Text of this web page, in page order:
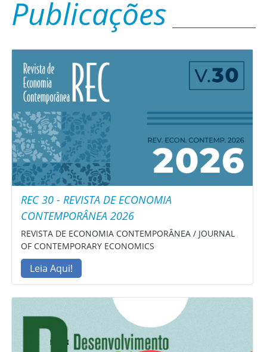
Publicações
REC 30 - REVISTA DE ECONOMIA
CONTEMPORÂNEA 2026
REVISTA DE ECONOMIA CONTEMPORÂNEA / JOURNAL
OF CONTEMPORARY ECONOMICS
Leia Aqui!